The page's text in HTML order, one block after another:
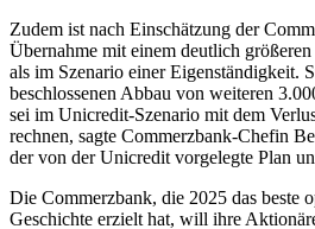
Zudem ist nach Einschätzung der
Übernahme mit einem deutlich
als im Szenario einer Eigenständigkeit.
beschlossenen Abbau von weiteren
sei im Unicredit-Szenario mit dem
rechnen, sagte Commerzbank-Chefin
der von der Unicredit vorgelegte Plan
Die Commerzbank, die 2025 das beste
Geschichte erzielt hat, will ihre